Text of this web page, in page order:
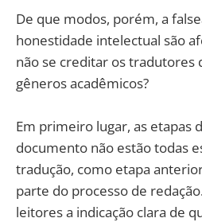
De que modos, porém, a
honestidade intelectual são
não se creditar os tradutores
gêneros acadêmicos?
Em primeiro lugar, as etapas
documento não estão todas
tradução, como etapa
parte do processo de
leitores a indicação clara de